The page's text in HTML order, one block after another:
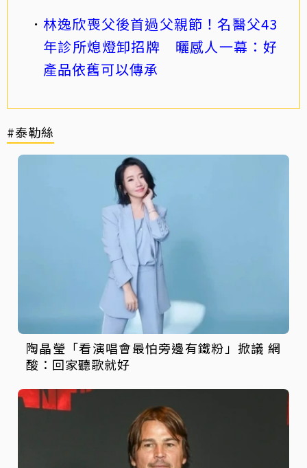
林逸欣喪父後首過父親節！名醫父43
年診所熄燈卸招牌 曬感人一幕：好
產品依舊可以傳承
#泰勒絲
陶晶瑩「看演唱會最怕旁邊有鐵粉」掀議 網
酸：回家聽歌就好